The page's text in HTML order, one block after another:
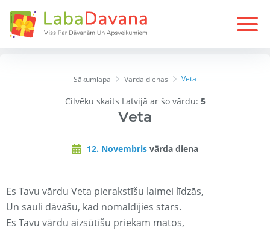
Sākumlapa Varda dienas Veta
Cilvēku skaits Latvijā ar šo vārdu: 5
Veta
12. Novembris vārda diena
Es Tavu vārdu Veta pierakstīšu laimei līdzās,
Un sauli dāvāšu, kad nomaldījies stars.
Es Tavu vārdu aizsūtīšu priekam matos,